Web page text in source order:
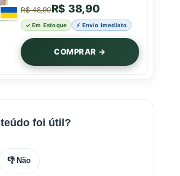
R$ 48,90R$ 38,90
✓ Em Estoque ⚡ Envio Imediato
COMPRAR →
foi útil?
👎 Não